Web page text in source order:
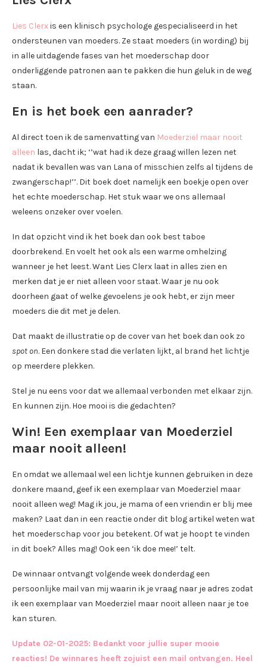
Lies Clerxis een klinisch psychologe gespecialiseerd in het
ondersteunen van moeders. Ze staat moeders (in wording) bij
in alle uitdagende fases van het moederschap door
onderliggende patronen aan te pakken die hun geluk in de weg
staan.
En is het boek een aanrader?
Al direct toen ik de samenvatting van Moederziel maar nooit
alleen las, dacht ik; ‘’wat had ik deze graag willen lezen net
nadat ik bevallen was van Lana of misschien zelfs al tijdens de
zwangerschap!’’. Dit boek doet namelijk een boekje open over
het echte moederschap. Het stuk waar we ons allemaal
weleens onzeker over voelen.
In dat opzicht vind ik het boek dan ook best taboe
doorbrekend. En voelt het ook als een warme omhelzing
wanneer je het leest. Want Lies Clerx laat in alles zien en
merken dat je er niet alleen voor staat. Waar je nu ook
doorheen gaat of welke gevoelens je ook hebt, er zijn meer
moeders die dit met je delen.
Dat maakt de illustratie op de cover van het boek dan ook zo
spot on. Een donkere stad die verlaten lijkt, al brand het lichtje
op meerdere plekken.
Stel je nu eens voor dat we allemaal verbonden met elkaar zijn.
En kunnen zijn. Hoe mooi is die gedachten?
Win! Een exemplaar van Moederziel
maar nooit alleen!
En omdat we allemaal wel een lichtje kunnen gebruiken in deze
donkere maand, geef ik een exemplaar van Moederziel maar
nooit alleen weg! Mag ik jou, je mama of een vriendin er blij mee
maken? Laat dan in een reactie onder dit blog artikel weten wat
het moederschap voor jou betekent. Of wat je hoopt te vinden
in dit boek? Alles mag! Ook een ‘ik doe mee!’ telt.
De winnaar ontvangt volgende week donderdag een
persoonlijke mail van mij waarin ik je vraag naar je adres zodat
ik een exemplaar van Moederziel maar nooit alleen naar je toe
kan sturen.
Update 02-01-2025: Bedankt voor jullie super mooie
reacties! De winnares heeft zojuist een mail ontvangen. Heel